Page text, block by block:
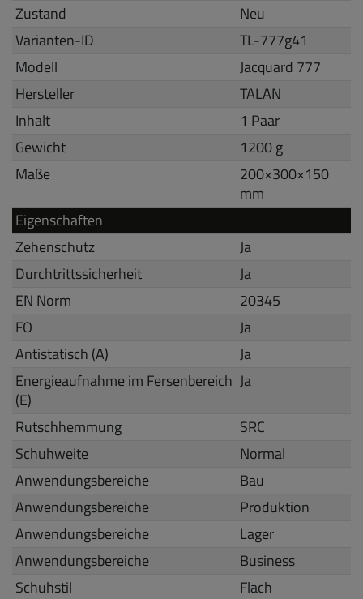
Zustand
Neu
Varianten-ID
TL-777g41
Modell
Jacquard 777
Hersteller
TALAN
Inhalt
1 Paar
Gewicht
1200 g
Maße
200×300×150
mm
Eigenschaften
Zehenschutz
Ja
Durchtrittssicherheit
Ja
EN Norm
20345
FO
Ja
Antistatisch (A)
Ja
Energieaufnahme im Fersenbereich
(E)
Ja
Rutschhemmung
SRC
Schuhweite
Normal
Anwendungsbereiche
Bau
Anwendungsbereiche
Produktion
Anwendungsbereiche
Lager
Anwendungsbereiche
Business
Schuhstil
Flach